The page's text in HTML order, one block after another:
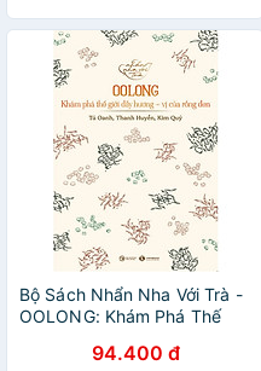
Bộ Sách Nhẩn Nha Với Trà -
OOLONG: Khám Phá Thế
Rồng Đen94.400 đ